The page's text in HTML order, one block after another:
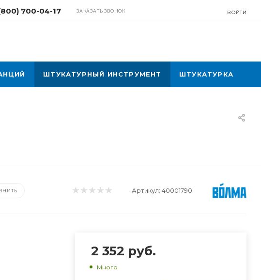
700-04-17 ЗАКАЗАТЬ ЗВОНОК ВОЙТИ
ШТУКАТУРНЫЙ ИНСТРУМЕНТ ШТУКАТУРКА
Артикул: 40001790
2 352 руб.
Много